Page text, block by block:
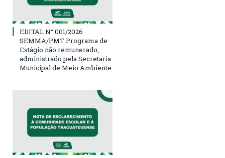
EDITAL N° 001/2026
SEMMA/PMT Programa de
Estágio não remunerado,
administrado pela Secretaria
Municipal de Meio Ambiente